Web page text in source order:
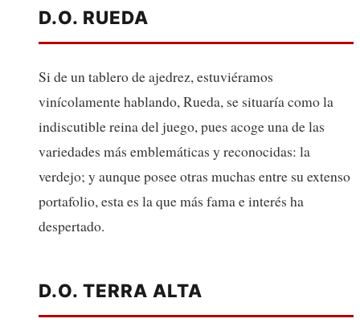
D.O. RUEDA
Si de un tablero de ajedrez, estuviéramos
vinícolamente hablando, Rueda, se situaría como la
indiscutible reina del juego, pues acoge una de las
variedades más emblemáticas y reconocidas: la
verdejo; y aunque posee otras muchas entre su extenso
portafolio, esta es la que más fama e interés ha
despertado.
D.O. TERRA ALTA